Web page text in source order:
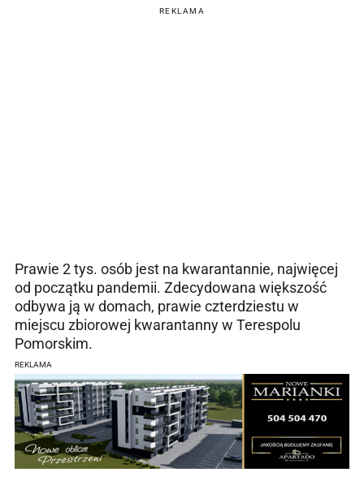
REKLAMA
Prawie 2 tys. osób jest na kwarantannie, najwięcej
od początku pandemii. Zdecydowana większość
odbywa ją w domach, prawie czterdziestu w
miejscu zbiorowej kwarantanny w Terespolu
Pomorskim.
REKLAMA